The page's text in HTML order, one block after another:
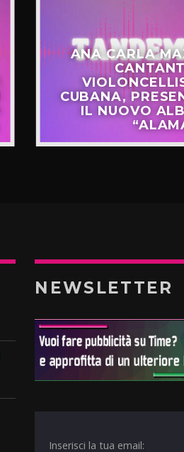
ANA CARLA
CUBANA,
IL NUOVO
NEWSLETTER
Inserisci la tua email: